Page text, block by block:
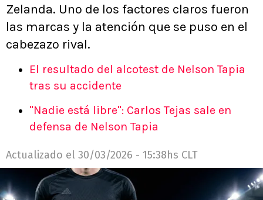
Zelanda. Uno de los factores claros fueron
las marcas y la atención que se puso en el
cabezazo rival.
El resultado del alcotest de Nelson Tapia
tras su accidente
"Nadie está libre": Carlos Tejas sale en
defensa de Nelson Tapia
Actualizado el 30/03/2026 - 15:38hs CLT